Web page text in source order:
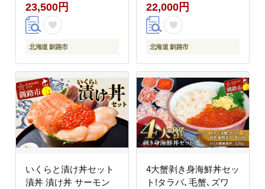
23,500円
北海道 釧路市
22,000円
北海道 釧路市
いくらと漬け丼セット
漬丼 漬け丼 サーモン
4大蟹剥き身海鮮丼セッ
ト!タラバ､毛蟹､ズワ